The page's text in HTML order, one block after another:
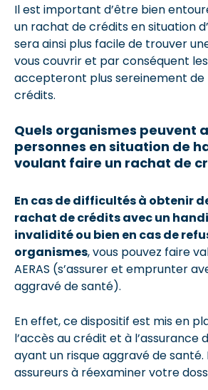
Il est important d’être bien
un rachat de crédits en situation
sera ainsi plus facile de trouver
vous couvrir et par conséquent
accepteront plus sereinement
crédits.
Quels organismes peuvent
personnes en situation de
voulant faire un rachat de
En cas de difficultés à obtenir
rachat de crédits avec un
invalidité ou bien en cas de
organismes, vous pouvez faire
AERAS (s’assurer et emprunter
aggravé de santé).
En effet, ce dispositif est mis en
l’accès au crédit et à l’assurance
ayant un risque aggravé de
assureurs à réexaminer votre